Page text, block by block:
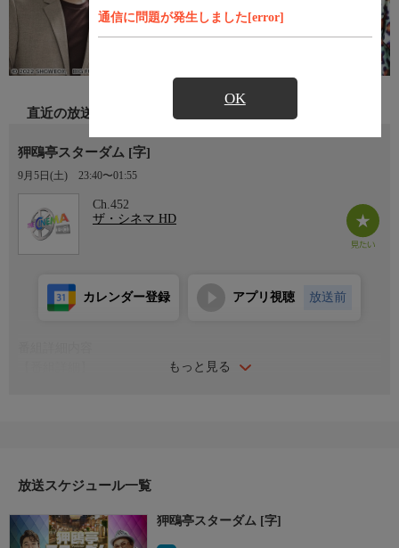
通信に問題が発生しました[error]
OK
直近の放送
狎鴎亭スターダム [字]
9月5日(土) 23:40〜01:55
Ch.452
ザ・シネマ HD
もっと見る
カレンダー登録 アプリ視聴 放送前
【出演】マ・ドンソク、チョン・ギョンホ、オ・ナラ、オ・ヨン
放送スケジュール一覧
狎鴎亭スターダム [字]